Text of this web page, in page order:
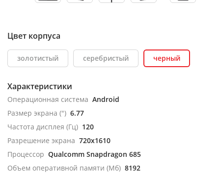
Цвет корпуса
золотистый серебристый черный
Характеристики
Операционная система Android
Размер экрана (") 6.77
Частота дисплея (Гц) 120
Разрешение экрана 720x1610
Процессор Qualcomm Snapdragon 685
Объем оперативной памяти (Мб) 8192